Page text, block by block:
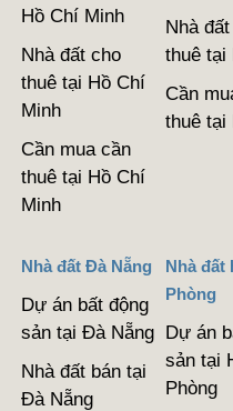
Hồ Chí Minh
Nhà đất cho
thuê tại Hồ Chí
Minh
Cần mua cần
thuê tại Hồ Chí
Minh
Nhà
thuê tại
Cần
thuê tại
Nhà đất Đà Nẵng
Dự án bất động
sản tại Đà Nẵng
Nhà đất bán tại
Đà Nẵng
Nhà đất
Phòng
Dự án
sản tại
Phòng